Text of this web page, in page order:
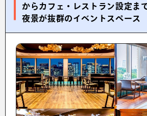
からカフェ・レストラン設定ま
夜景が抜群のイベントスペース